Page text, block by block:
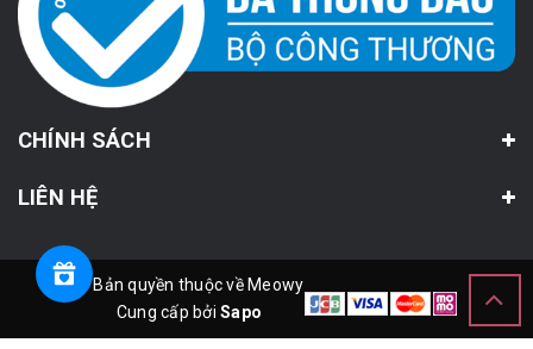
CHÍNH SÁCH
LIÊN HỆ
© Bản quyền thuộc về Meowy
Cung cấp bởiSapo